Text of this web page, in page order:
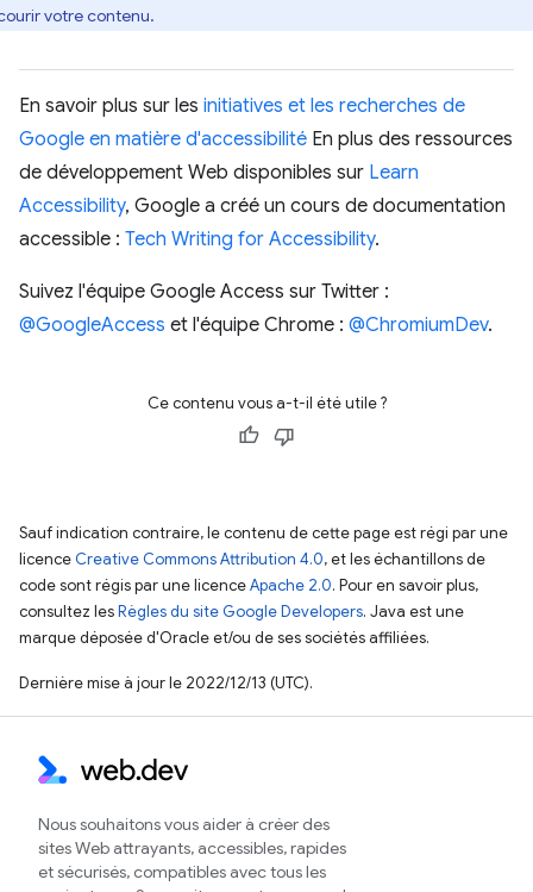
votre contenu.
En savoir plus sur les initiatives et les recherches de
Google en matière d'accessibilité En plus des ressources
de développement Web disponibles sur Learn
Accessibility, Google a créé un cours de documentation
accessible : Tech Writing for Accessibility.
Suivez l'équipe Google Access sur Twitter :
@GoogleAccess et l'équipe Chrome : @ChromiumDev.
Ce contenu vous a-t-il été utile ?
Sauf indication contraire, le contenu de cette page est régi par une
licence Creative Commons Attribution 4.0, et les échantillons de
code sont régis par une licenceApache 2.0. Pour en savoir plus,
consultez lesRègles du site Google Developers. Java est une
marque déposée d'Oracle et/ou de ses sociétés affiliées.
Dernière mise à jour le 2022/12/13 (UTC).
Nous souhaitons vous aider à créer des
sites Web attrayants, accessibles, rapides
et sécurisés, compatibles avec tous les